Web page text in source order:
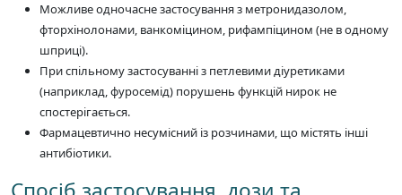
Можливе одночасне застосування з метронидазолом,
фторхінолонами, ванкоміцином, рифампіцином (не в одному
шприці).
При спільному застосуванні з петлевими діуретиками
(наприклад, фуросемід) порушень функцій нирок не
спостерігається.
Фармацевтично несумісний із розчинами, що містять інші
антибіотики.